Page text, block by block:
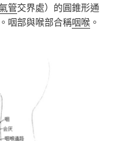
管交界處）的圓錐形通
咽部與喉部合稱咽喉 。